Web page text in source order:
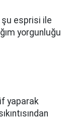
esprisi ile
yorgunluğu
yaparak